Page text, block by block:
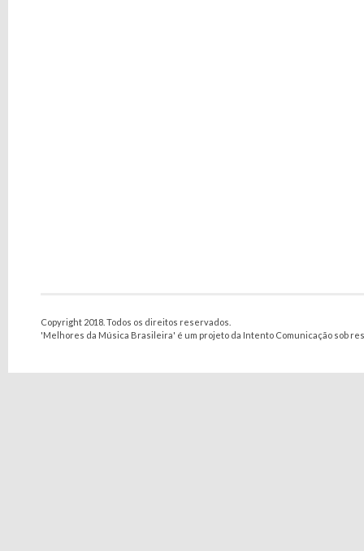
Copyright 2018. Todos os direitos reservados.
'Melhores da Música Brasileira' é um projeto da Intento Comunicação sob